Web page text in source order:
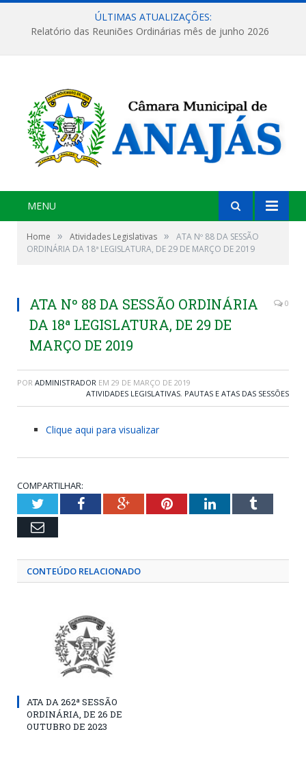
ÚLTIMAS ATUALIZAÇÕES:
Relatório das Reuniões Ordinárias mês de junho 2026
MENU
Home » Atividades Legislativas »
ATA Nº 88 DA SESSÃO
ORDINÁRIA DA 18ª LEGISLATURA, DE 29 DE MARÇO DE 2019
ATA Nº 88 DA SESSÃO ORDINÁRIA
DA 18ª LEGISLATURA, DE 29 DE
MARÇO DE 2019
0
POR ADMINISTRADOR EM 29 DE MARÇO DE 2019
ATIVIDADES LEGISLATIVAS, PAUTAS E ATAS DAS SESSÕES
Clique aqui para visualizar
COMPARTILHAR:
TwitterFacebookGoogle+PinterestLinkedInTumblr
Email
CONTEÚDO RELACIONADO
ATA DA 262ª SESSÃO
ORDINÁRIA, DE 26 DE
OUTUBRO DE 2023